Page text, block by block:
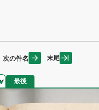
次の件名 末尾
最後